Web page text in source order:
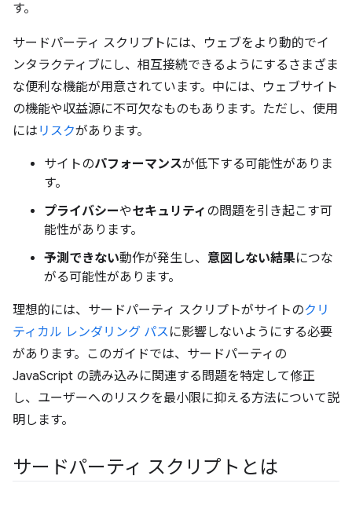
す。
サードパーティ スクリプトには、ウェブをより動的でイ
ンタラクティブにし、相互接続できるようにするさまざま
な便利な機能が用意されています。中には、ウェブサイト
の機能や収益源に不可欠なものもあります。ただし、使用
には リスクがあります。
サイトのパフォーマンスが低下する可能性がありま
す。
プライバシーやセキュリティ の問題を引き起こす可
能性があります。
予測できない動作が発生し、 意図しない結果につな
がる可能性があります。
理想的には、サードパーティ スクリプトがサイトのクリ
ティカル レンダリング パスに影響しないようにする必要
があります。このガイドでは、サードパーティの
JavaScript の読み込みに関連する問題を特定して修正
し、ユーザーへのリスクを最小限に抑える方法について説
明します。
サードパーティ スクリプトとは